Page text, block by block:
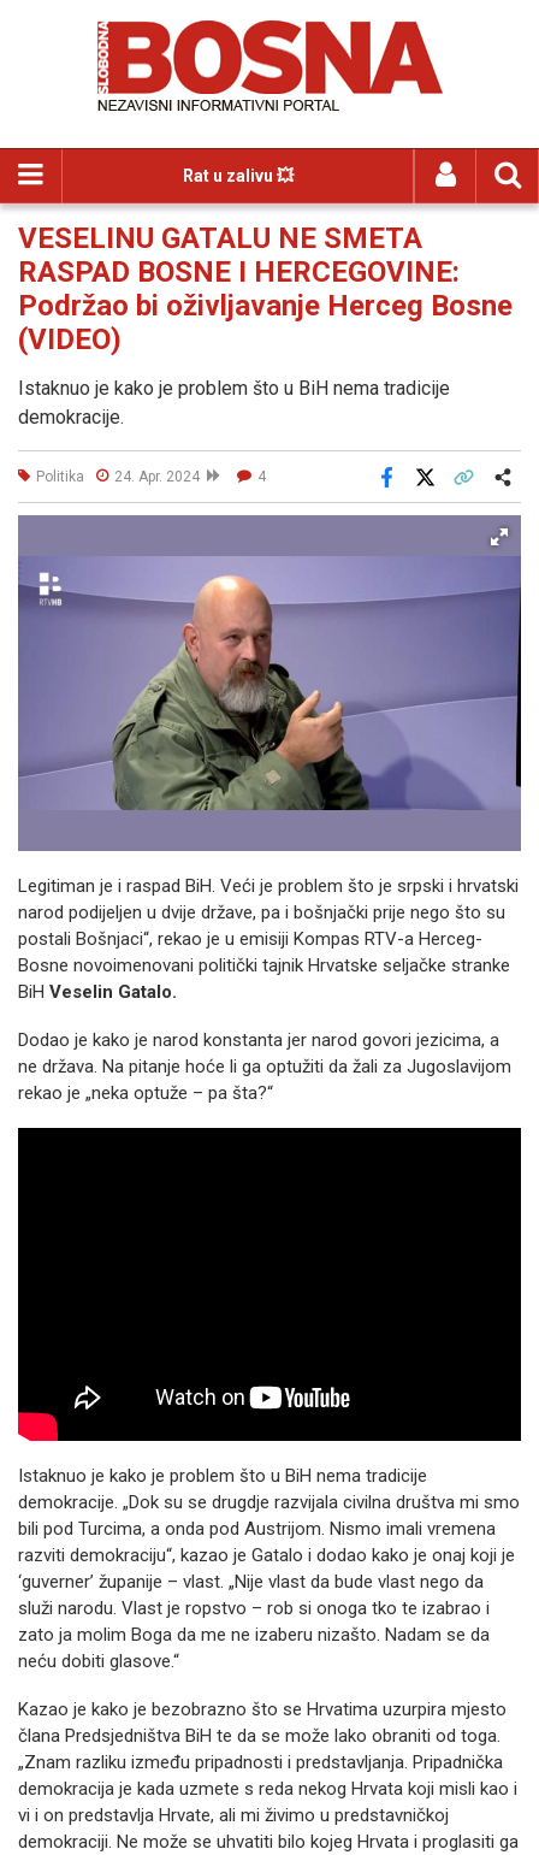
Rat u zalivu 💥
VESELINU GATALU NE SMETA
RASPAD BOSNE I HERCEGOVINE:
Podržao bi oživljavanje Herceg Bosne
(VIDEO)
Istaknuo je kako je problem što u BiH nema tradicije
demokracije.
Politika 24. Apr. 2024 4
Facebook
Legitiman je i raspad BiH. Veći je problem što je srpski i hrvatski
narod podijeljen u dvije države, pa i bošnjački prije nego što su
postali Bošnjaci“, rekao je u emisiji Kompas RTV-a Herceg-
Bosne novoimenovani politički tajnik Hrvatske seljačke stranke
BiH Veselin Gatalo.
Dodao je kako je narod konstanta jer narod govori jezicima, a
ne država. Na pitanje hoće li ga optužiti da žali za Jugoslavijom
rekao je „neka optuže – pa šta?“
Istaknuo je kako je problem što u BiH nema tradicije
demokracije. „Dok su se drugdje razvijala civilna društva mi smo
bili pod Turcima, a onda pod Austrijom. Nismo imali vremena
razviti demokraciju“, kazao je Gatalo i dodao kako je onaj koji je
‘guverner’ županije – vlast. „Nije vlast da bude vlast nego da
služi narodu. Vlast je ropstvo – rob si onoga tko te izabrao i
zato ja molim Boga da me ne izaberu nizašto. Nadam se da
neću dobiti glasove.“
Kazao je kako je bezobrazno što se Hrvatima uzurpira mjesto
člana Predsjedništva BiH te da se može lako obraniti od toga.
„Znam razliku između pripadnosti i predstavljanja. Pripadnička
demokracija je kada uzmete s reda nekog Hrvata koji misli kao i
vi i on predstavlja Hrvate, ali mi živimo u predstavničkoj
demokraciji. Ne može se uhvatiti bilo kojeg Hrvata i proglasiti ga